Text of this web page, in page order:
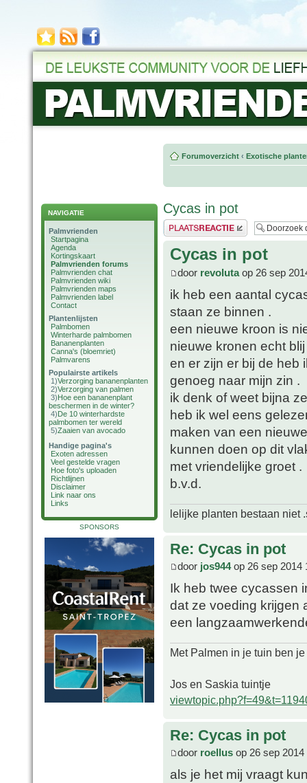
NAVIGATIE
Palmvrienden
Startpagina
Agenda
Kortingskaart
Palmvrienden forums
Palmvrienden chat
Palmvrienden wiki
Palmvrienden maps
Palmvrienden label
Contact
Plantenlijsten
Palmbomen
Winterharde palmbomen
Bananenplanten
Canna's (bloemriet)
Palmvarens
Populairste artikels
1)Verzorging bananenplanten
2)Verzorging van palmen
3)Hoe een bananenplant
beschermen in de winter?
4)De 10 winterhardste
palmbomen ter wereld
5)Zaaien van avocado
Handige pagina's
Exoten adressen
Veel gestelde vragen
Hoe foto's uploaden
Richtlijnen
Disclaimer
Link naar ons
Links
SPONSORS
Forumoverzicht ‹ Exotische
Cycas in pot
Plaats een reactie
Cycas in pot
door revolutaop 26 sep
ik heb een aantal
staan ze binnen .
een nieuwe kroon is
nieuwe kronen echt
en er zijn er bij de heb
genoeg naar mijn zin .
ik denk of weet bijna
heb ik wel eens
maken van een
kunnen doen op dit
met vriendelijke groet .
b.v.d.
lelijke planten bestaan niet
Re: Cycas in pot
door jos944op 26 sep 2014
Ik heb twee cycassen
dat ze voeding krijgen
een
Met Palmen in je tuin ben
Jos en Saskia tuintje
Re: Cycas in pot
door roellus op 26 sep 2014
als je het mij vraagt